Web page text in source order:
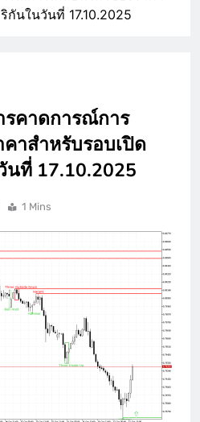
กันในวันที่ 17.10.2025
รคาดการณ์การ
าสำหรับรอบเปิด
นที่ 17.10.2025
1 Mins